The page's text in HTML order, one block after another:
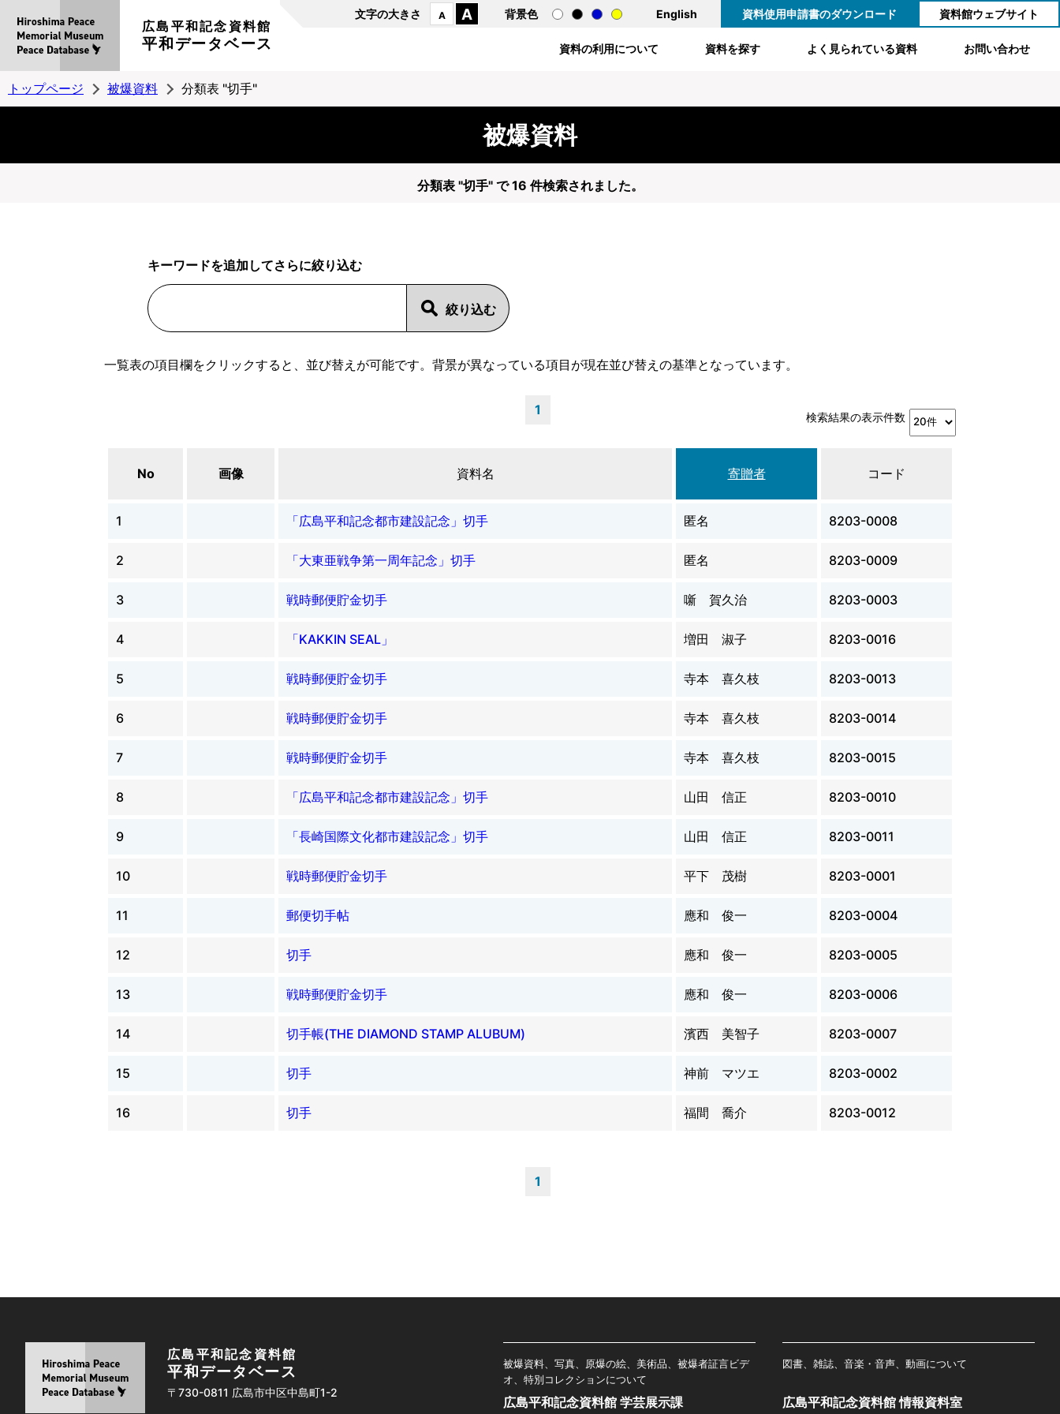
広島平和記念資料館
平和データベース
文字の大きさ A A 背景色 English 資料使用申請書のダウンロード 資料館ウェブサイト
資料の利用について 資料を探す よく見られている資料 お問い合わせ
トップページ 被爆資料 分類表 "切手"
被爆資料
分類表 "切手" で 16 件検索されました。
キーワードを追加してさらに絞り込む
一覧表の項目欄をクリックすると、並び替えが可能です。背景が異なっている項目が現在並び替えの基準となっています。
1 検索結果の表示件数
No 画像 資料名 寄贈者 コード
1 「広島平和記念都市建設記念」切手 匿名 8203-0008
2 「大東亜戦争第一周年記念」切手 匿名 8203-0009
3 戦時郵便貯金切手 噺 賀久治 8203-0003
4 「KAKKIN SEAL」 増田 淑子 8203-0016
5 戦時郵便貯金切手 寺本 喜久枝 8203-0013
6 戦時郵便貯金切手 寺本 喜久枝 8203-0014
7 戦時郵便貯金切手 寺本 喜久枝 8203-0015
8 「広島平和記念都市建設記念」切手 山田 信正 8203-0010
9 「長崎国際文化都市建設記念」切手 山田 信正 8203-0011
10 戦時郵便貯金切手 平下 茂樹 8203-0001
11 郵便切手帖 應和 俊一 8203-0004
12 切手 應和 俊一 8203-0005
13 戦時郵便貯金切手 應和 俊一 8203-0006
14 切手帳(THE DIAMOND STAMP ALUBUM) 濱西 美智子 8203-0007
15 切手 神前 マツエ 8203-0002
16 切手 福間 喬介 8203-0012
1
広島平和記念資料館
平和データベース
〒730-0811 広島市中区中島町1-2
被爆資料、写真、原爆の絵、美術品、被爆者証言ビデ
オ、特別コレクションについて
広島平和記念資料館 学芸展示課
図書、雑誌、音楽・音声、動画について
広島平和記念資料館 情報資料室